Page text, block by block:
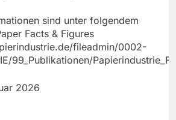
sind unter folgendem
Facts & Figures
fileadmin/0002-
99_Publikationen/
2026